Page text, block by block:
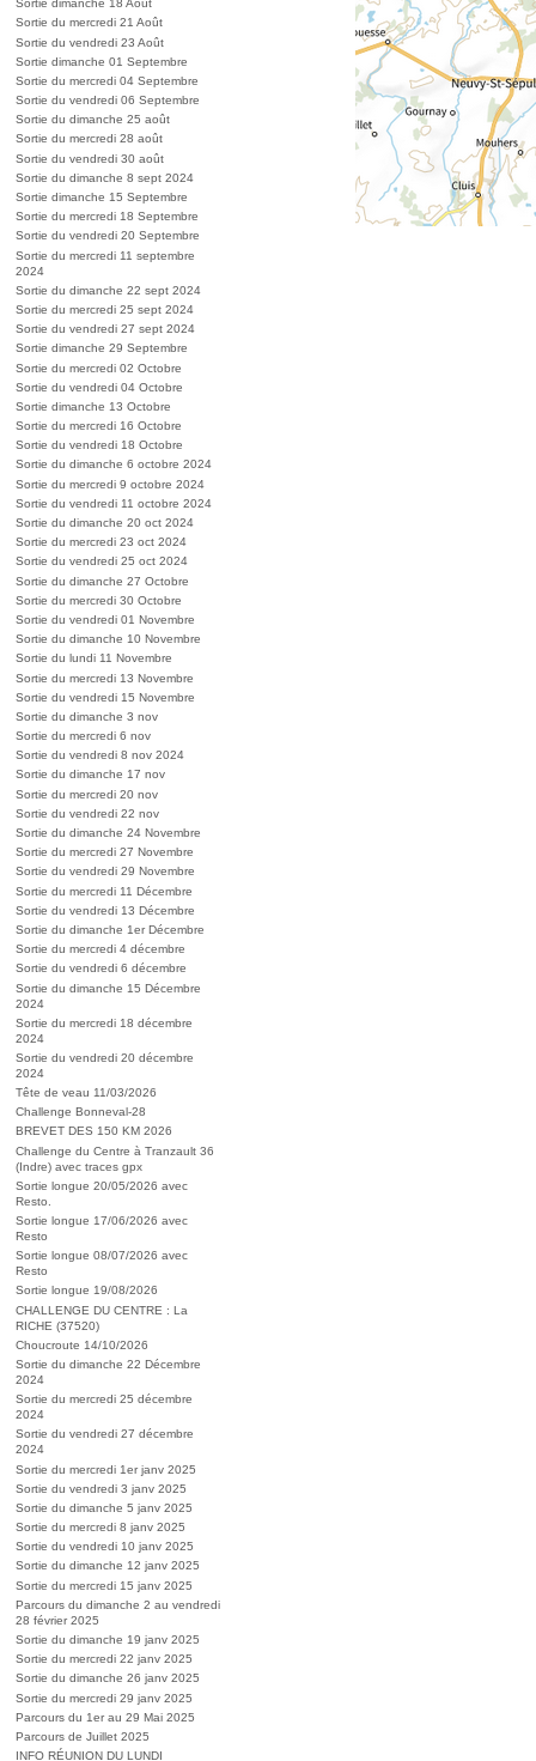
Sortie dimanche 18 Août
Sortie du mercredi 21 Août
Sortie du vendredi 23 Août
Sortie dimanche 01 Septembre
Sortie du mercredi 04 Septembre
Sortie du vendredi 06 Septembre
Sortie du dimanche 25 août
Sortie du mercredi 28 août
Sortie du vendredi 30 août
Sortie du dimanche 8 sept 2024
Sortie dimanche 15 Septembre
Sortie du mercredi 18 Septembre
Sortie du vendredi 20 Septembre
Sortie du mercredi 11 septembre
2024
Sortie du dimanche 22 sept 2024
Sortie du mercredi 25 sept 2024
Sortie du vendredi 27 sept 2024
Sortie dimanche 29 Septembre
Sortie du mercredi 02 Octobre
Sortie du vendredi 04 Octobre
Sortie dimanche 13 Octobre
Sortie du mercredi 16 Octobre
Sortie du vendredi 18 Octobre
Sortie du dimanche 6 octobre 2024
Sortie du mercredi 9 octobre 2024
Sortie du vendredi 11 octobre 2024
Sortie du dimanche 20 oct 2024
Sortie du mercredi 23 oct 2024
Sortie du vendredi 25 oct 2024
Sortie du dimanche 27 Octobre
Sortie du mercredi 30 Octobre
Sortie du vendredi 01 Novembre
Sortie du dimanche 10 Novembre
Sortie du lundi 11 Novembre
Sortie du mercredi 13 Novembre
Sortie du vendredi 15 Novembre
Sortie du dimanche 3 nov
Sortie du mercredi 6 nov
Sortie du vendredi 8 nov 2024
Sortie du dimanche 17 nov
Sortie du mercredi 20 nov
Sortie du vendredi 22 nov
Sortie du dimanche 24 Novembre
Sortie du mercredi 27 Novembre
Sortie du vendredi 29 Novembre
Sortie du mercredi 11 Décembre
Sortie du vendredi 13 Décembre
Sortie du dimanche 1er Décembre
Sortie du mercredi 4 décembre
Sortie du vendredi 6 décembre
Sortie du dimanche 15 Décembre
2024
Sortie du mercredi 18 décembre
2024
Sortie du vendredi 20 décembre
2024
Tête de veau 11/03/2026
Challenge Bonneval-28
BREVET DES 150 KM 2026
Challenge du Centre à Tranzault 36
(Indre) avec traces gpx
Sortie longue 20/05/2026 avec
Resto.
Sortie longue 17/06/2026 avec
Resto
Sortie longue 08/07/2026 avec
Resto
Sortie longue 19/08/2026
CHALLENGE DU CENTRE : La
RICHE (37520)
Choucroute 14/10/2026
Sortie du dimanche 22 Décembre
2024
Sortie du mercredi 25 décembre
2024
Sortie du vendredi 27 décembre
2024
Sortie du mercredi 1er janv 2025
Sortie du vendredi 3 janv 2025
Sortie du dimanche 5 janv 2025
Sortie du mercredi 8 janv 2025
Sortie du vendredi 10 janv 2025
Sortie du dimanche 12 janv 2025
Sortie du mercredi 15 janv 2025
Parcours du dimanche 2 au vendredi
28 février 2025
Sortie du dimanche 19 janv 2025
Sortie du mercredi 22 janv 2025
Sortie du dimanche 26 janv 2025
Sortie du mercredi 29 janv 2025
Parcours du 1er au 29 Mai 2025
Parcours de Juillet 2025
INFO RÉUNION DU LUNDI